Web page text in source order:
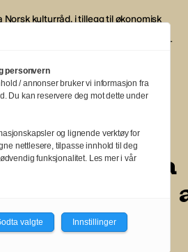
kulturråd, i tillegg til økonomisk
komponistforening og
drives etter Redaktør- og Vær Varsom-
MUSIKKMAGASIN
aa
aa
personvern
/ annonser bruker vi informasjon fra
Du kan reservere deg mot dette under
og lignende verktøy for
nettlesere, tilpasse innhold til deg
funksjonalitet. Les mer i vår
valgte Innstillinger